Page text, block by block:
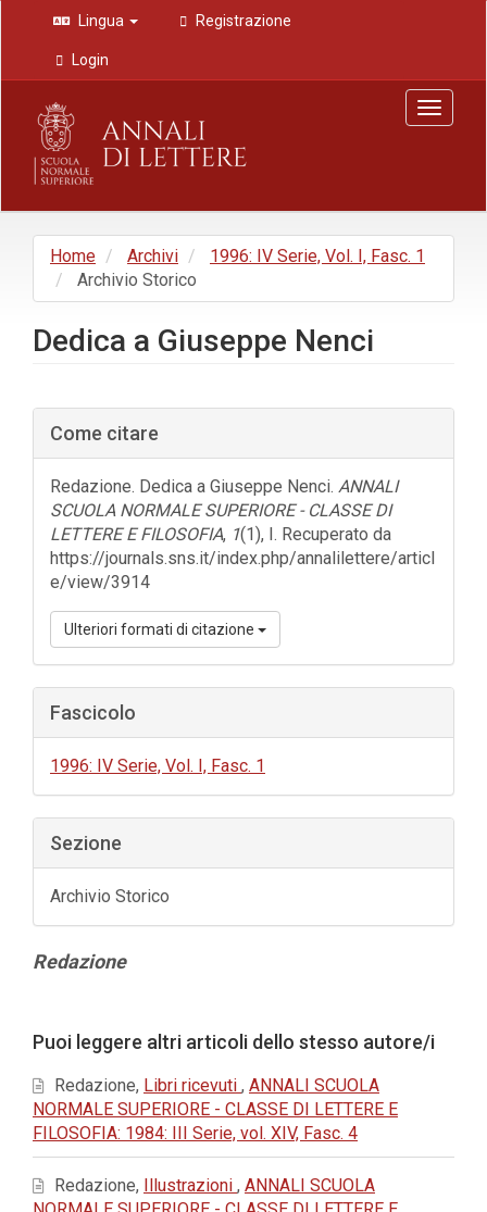
Navigazione
principale
Contenuto
principale
Barra
laterale
Lingua Registrazione
Login
Toggle
Home Archivi
1996: IV Serie, Vol. I, Fasc. 1
Archivio Storico
Dedica a Giuseppe Nenci
Barra
laterale
dell'articolo
Come citare
Redazione. Dedica a Giuseppe Nenci. ANNALI
SCUOLA NORMALE SUPERIORE - CLASSE DI
LETTERE E FILOSOFIA, 1(1), I. Recuperato da
https://journals.sns.it/index.php/annalilettere/articl
e/view/3914
Ulteriori formati di citazione
Fascicolo
1996: IV Serie, Vol. I, Fasc. 1
Sezione
Archivio Storico
Contenuto
Redazione
dell'articolo
Puoi leggere altri articoli dello stesso autore/i
Redazione, Libri ricevuti , ANNALI SCUOLA
NORMALE SUPERIORE - CLASSE DI LETTERE E
FILOSOFIA: 1984: III Serie, vol. XIV, Fasc. 4
Redazione, Illustrazioni , ANNALI SCUOLA